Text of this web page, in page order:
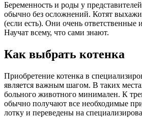
Беременность и роды у
обычно без осложнений. Котят
(если есть). Они очень ответственные
Научат всему, что сами знают.
Как выбрать котенка
Приобретение котенка в
является важным шагом. В таких
больного животного минимален. К
обычно получают все необходимые
лотку и переведены на